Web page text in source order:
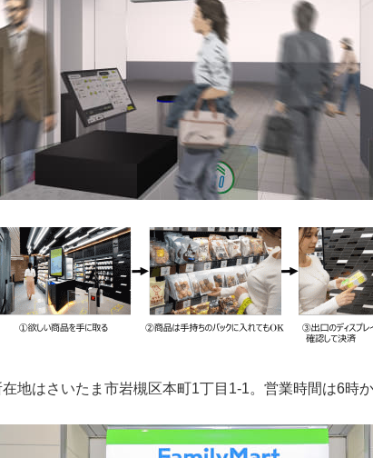
地はさいたま市岩槻区本町1丁目1-1。営業時間は6時か